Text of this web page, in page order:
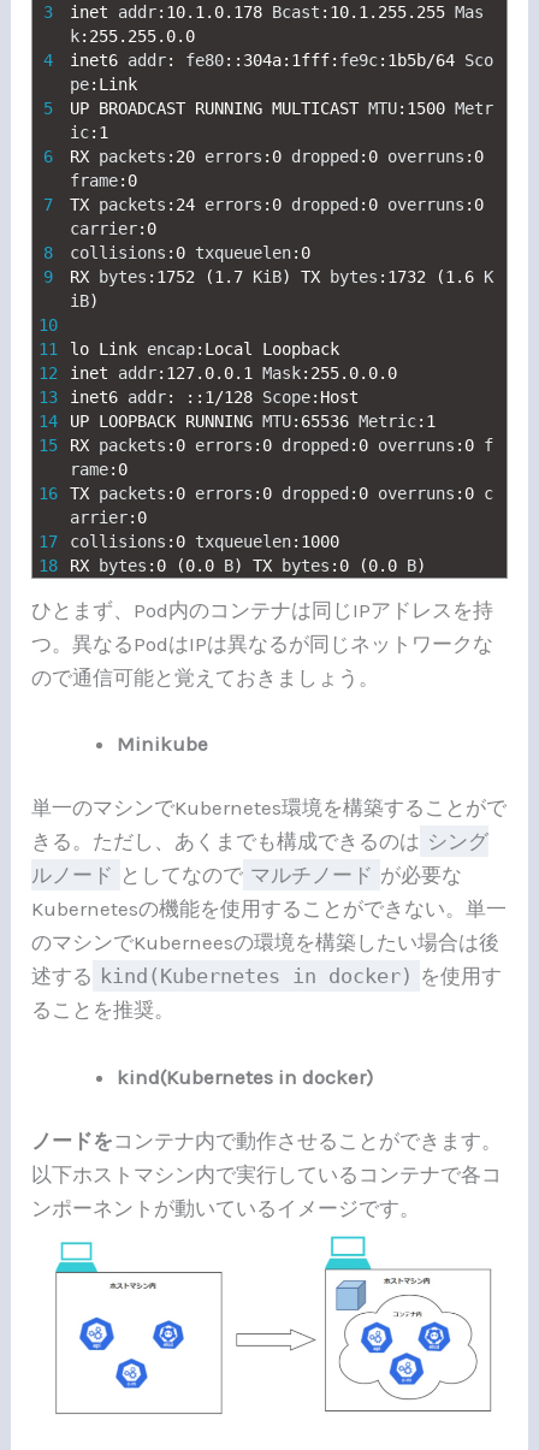
3
4
5
6
7
8
9
10
11
12
13
14
15
16
17
18
inet addr: 10.1.0.178 Bcast : 10.1.255.255 Mas
k: 255.255.0.0
inet6 addr: fe80:: 304a: 1fff: fe9c: 1b5b/64 Sco
pe: Link
UP BROADCAST RUNNING MULTICAST MTU: 1500 Metr
ic: 1
RX packets : 20 errors : 0 dropped : 0 overruns : 0
frame: 0
TX packets : 24 errors : 0 dropped : 0 overruns : 0
carrier: 0
collisions : 0 txqueuelen: 0
RX
bytes : 1752 (1.7 KiB) TX bytes : 1732 (1.6 K
iB)
lo Link encap: Local Loopback
inet addr: 127.0.0.1 Mask: 255.0.0.0
inet6 addr: :: 1 /128 Scope: Host
UP LOOPBACK RUNNING MTU: 65536 Metric: 1
RX packets : 0 errors : 0 dropped : 0 overruns : 0 f
rame: 0
TX packets : 0 errors : 0 dropped : 0 overruns : 0 c
arrier: 0
collisions : 0 txqueuelen: 1000
RX
bytes : 0 (0.0 B) TX bytes : 0 (0.0 B)
ひとまず、Pod内のコンテナは同じIPアドレスを持
つ。異なるPodはIPは異なるが同じネットワークな
ので通信可能と覚えておきましょう。
Minikube
単一のマシンでKubernetes環境を構築することがで
きる。ただし、あくまでも構成できるのは シング
ルノード としてなので マルチノード が必要な
Kubernetesの機能を使用することができない。単一
のマシンでKuberneesの環境を構築したい場合は後
述する kind(Kubernetes in docker) を使用す
ることを推奨。
kind(Kubernetes in docker)
ノードをコンテナ内で動作させることができます。
以下ホストマシン内で実行しているコンテナで各コ
ンポーネントが動いているイメージです。